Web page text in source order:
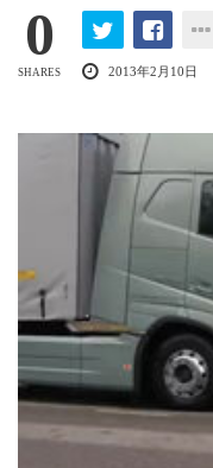
0
SHARES 2013年2月10日